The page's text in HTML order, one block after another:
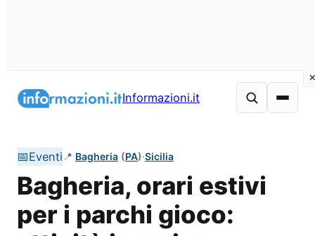
Informazioni.it
📅Eventi 📍 Bagheria (PA)·Sicilia
Bagheria, orari estivi
per i parchi gioco: